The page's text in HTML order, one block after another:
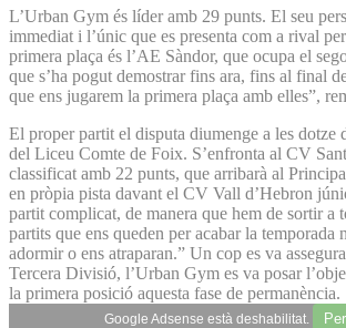
L’Urban Gym és líder amb 29 punts. El seu
immediat i l’únic que es presenta com a rival
primera plaça és l’AE Sàndor, que ocupa el
que s’ha pogut demostrar fins ara, fins al final
que ens jugarem la primera plaça amb elles”,
El proper partit el disputa diumenge a les dotze
del Liceu Comte de Foix. S’enfronta al CV
classificat amb 22 punts, que arribarà al
en pròpia pista davant el CV Vall d’Hebron
partit complicat, de manera que hem de sortir a
partits que ens queden per acabar la temporada
adormir o ens atraparan.” Un cop es va
Tercera Divisió, l’Urban Gym es va posar
la primera posició aquesta fase de permanència.
Google Adsense està deshabilitat.